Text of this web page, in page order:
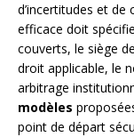
d’incertitudes et de
efficace doit
couverts, le siège
droit applicable, le
arbitrage
modèles
point de départ